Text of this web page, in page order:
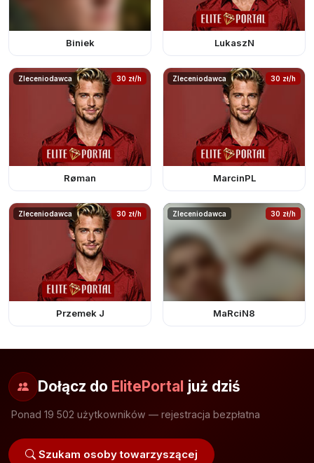
Biniek LukaszN
Zleceniodawca 30 zł/h
Røman
Zleceniodawca 30 zł/h
MarcinPL
Zleceniodawca 30 zł/h
Przemek J
Zleceniodawca 30 zł/h
MaRciN8
Dołącz do ElitePortal już dziś
Ponad 19 502 użytkowników — rejestracja bezpłatna
Szukam osoby towarzyszącej